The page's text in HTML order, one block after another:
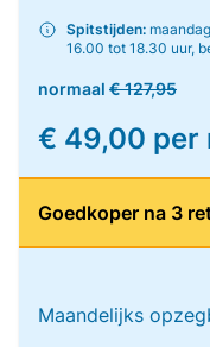
Spitstijden:
16.00 tot 18.30 uur,
normaal € 127,95
€ 49,00 per
Goedkoper na 3
Maandelijks